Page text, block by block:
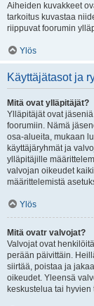
Aiheiden kuvakkeet
tarkoitus kuvastaa
riippuvat foorumin
Ylös
Käyttäjätasot ja
Mitä ovat ylläpitäjät?
Ylläpitäjät ovat
foorumiin. Nämä
osa-alueita, mukaan
käyttäjäryhmät ja
ylläpitäjille
valvojan oikeudet
määrittelemistä
Ylös
Mitä ovatr valvojat?
Valvojat ovat
perään päivittäin.
siirtää, poistaa ja
oikeudet. Yleensä
keskustelua tai